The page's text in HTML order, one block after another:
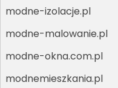
modne-izolacje.pl
modne-malowanie.pl
modne-okna.com.pl
modnemieszkania.pl